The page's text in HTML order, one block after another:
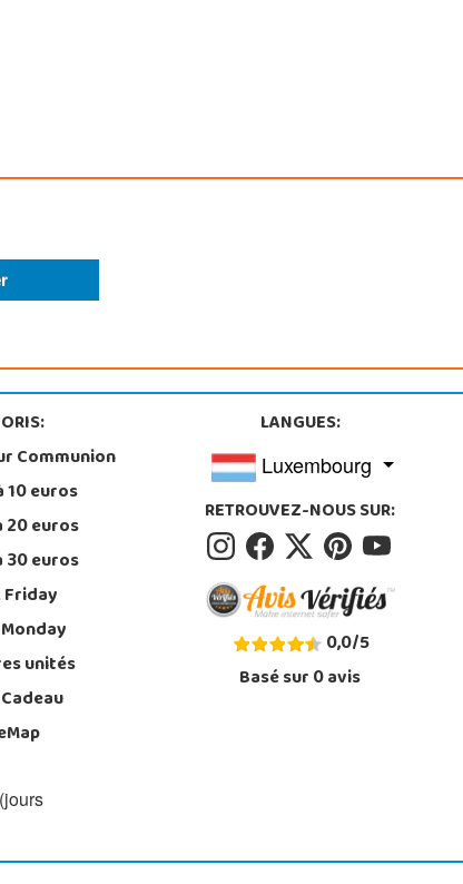
Communion
10 euros
20 euros
30 euros
unités
LANGUES:
Luxembourg
RETROUVEZ-NOUS SUR:
0,0/5
Basé sur0avis
(jours